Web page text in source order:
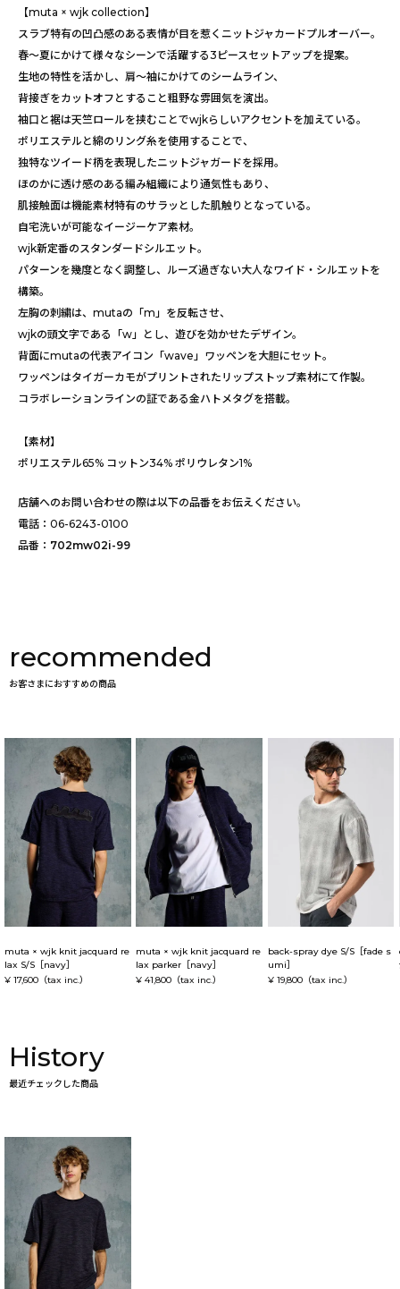
【muta × wjk collection】
スラブ特有の凹凸感のある表情が目を惹くニットジャカードプルオーバー。
春～夏にかけて様々なシーンで活躍する3ピースセットアップを提案。
生地の特性を活かし、肩～袖にかけてのシームライン、
背接ぎをカットオフとすること粗野な雰囲気を演出。
袖口と裾は天竺ロールを挟むことでwjkらしいアクセントを加えている。
ポリエステルと綿のリング糸を使用することで、
独特なツイード柄を表現したニットジャガードを採用。
ほのかに透け感のある編み組織により通気性もあり、
肌接触面は機能素材特有のサラッとした肌触りとなっている。
自宅洗いが可能なイージーケア素材。
wjk新定番のスタンダードシルエット。
パターンを幾度となく調整し、ルーズ過ぎない大人なワイド・シルエットを
構築。
左胸の刺繍は、mutaの「m」を反転させ、
wjkの頭文字である「w」とし、遊びを効かせたデザイン。
背面にmutaの代表アイコン「wave」ワッペンを大胆にセット。
ワッペンはタイガーカモがプリントされたリップストップ素材にて作製。
コラボレーションラインの証である金ハトメタグを搭載。
【素材】
ポリエステル65% コットン34% ポリウレタン1%
店舗へのお問い合わせの際は以下の品番をお伝えください。
電話： 06-6243-0100
品番： 702mw02i-99
recommended
お客さまにおすすめの商品
muta × wjk knit jacquard re
lax S/S［navy］
¥ 17,600 （tax inc.）
muta × wjk knit jacquard re
lax parker［navy］
¥ 41,800 （tax inc.）
back-spray dye S/S［fade s
umi］
¥ 19,800（tax inc.）
History
最近チェックした商品